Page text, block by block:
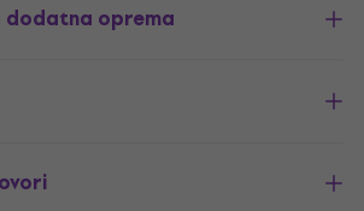
dodatna oprema